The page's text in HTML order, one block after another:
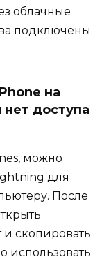
облачные
подключены
на
доступа
можно
для
После
и скопировать
использовать